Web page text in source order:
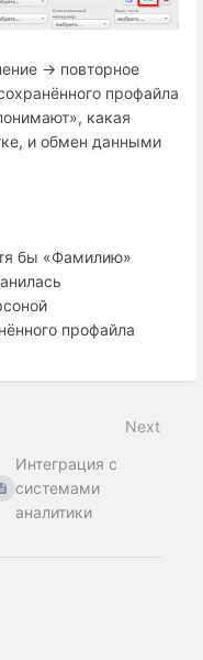
→ повторное
профайла
какая
и обмен данными
бы «Фамилию»
профайла
Next
Интеграция с
системами
аналитики